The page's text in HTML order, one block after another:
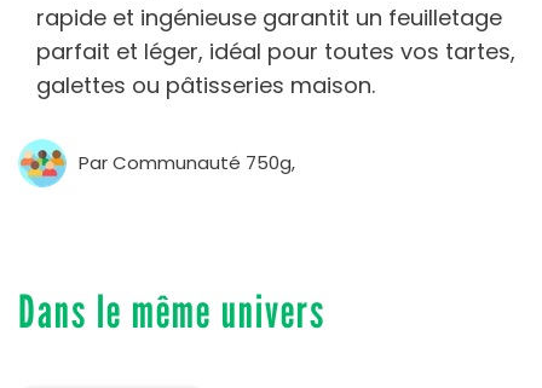
rapide et ingénieuse garantit un feuilletage
parfait et léger, idéal pour toutes vos tartes,
galettes ou pâtisseries maison.
Par Communauté 750g,
Dans le même univers